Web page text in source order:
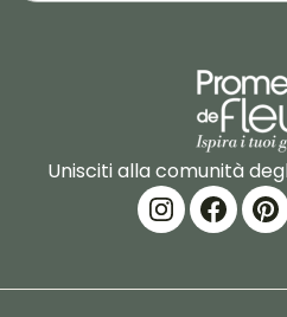
Unisciti alla comunità